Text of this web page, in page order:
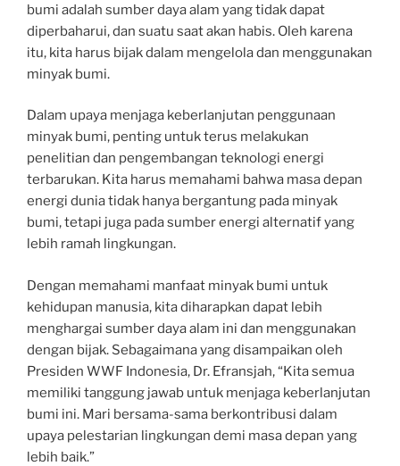
bumi adalah sumber daya alam yang tidak dapat
diperbaharui, dan suatu saat akan habis. Oleh karena
itu, kita harus bijak dalam mengelola dan menggunakan
minyak bumi.
Dalam upaya menjaga keberlanjutan penggunaan
minyak bumi, penting untuk terus melakukan
penelitian dan pengembangan teknologi energi
terbarukan. Kita harus memahami bahwa masa depan
energi dunia tidak hanya bergantung pada minyak
bumi, tetapi juga pada sumber energi alternatif yang
lebih ramah lingkungan.
Dengan memahami manfaat minyak bumi untuk
kehidupan manusia, kita diharapkan dapat lebih
menghargai sumber daya alam ini dan menggunakan
dengan bijak. Sebagaimana yang disampaikan oleh
Presiden WWF Indonesia, Dr. Efransjah, “Kita semua
memiliki tanggung jawab untuk menjaga keberlanjutan
bumi ini. Mari bersama-sama berkontribusi dalam
upaya pelestarian lingkungan demi masa depan yang
lebih baik.”